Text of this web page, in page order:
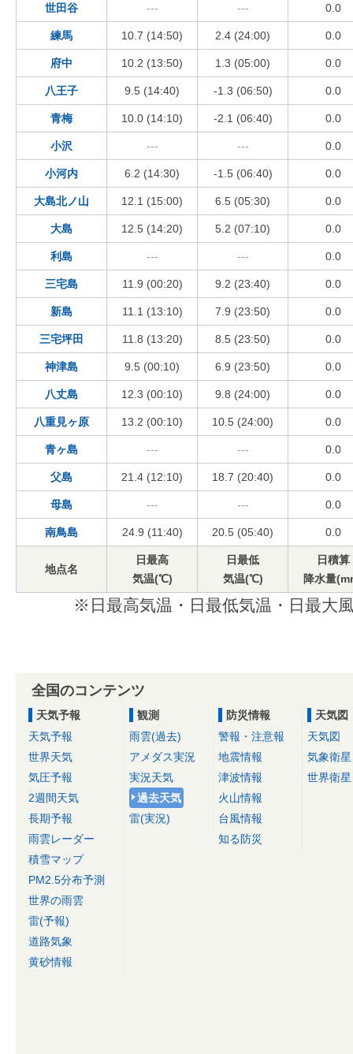
世田谷 --- --- 0.0
練馬 10.7 (14:50) 2.4 (24:00) 0.0
府中 10.2 (13:50) 1.3 (05:00) 0.0
八王子 9.5 (14:40) -1.3 (06:50) 0.0
青梅 10.0 (14:10) -2.1 (06:40) 0.0
小沢 --- --- 0.0
小河内 6.2 (14:30) -1.5 (06:40) 0.0
大島北ノ山 12.1 (15:00) 6.5 (05:30) 0.0
大島 12.5 (14:20) 5.2 (07:10) 0.0
利島 --- --- 0.0
三宅島 11.9 (00:20) 9.2 (23:40) 0.0
新島 11.1 (13:10) 7.9 (23:50) 0.0
三宅坪田 11.8 (13:20) 8.5 (23:50) 0.0
神津島 9.5 (00:10) 6.9 (23:50) 0.0
八丈島 12.3 (00:10) 9.8 (24:00) 0.0
八重見ヶ原 13.2 (00:10) 10.5 (24:00) 0.0
青ヶ島 --- --- 0.0
父島 21.4 (12:10) 18.7 (20:40) 0.0
母島 --- --- 0.0
南鳥島 24.9 (11:40) 20.5 (05:40) 0.0
地点名
日最高
気温(℃)
日最低
気温(℃)
日積算
降水量
※日最高気温・日最低気温・日最大
全国のコンテンツ
天気予報
天気予報
世界天気
気圧予報
2週間天気
長期予報
雨雲レーダー
積雪マップ
PM2.5分布予測
世界の雨雲
雷(予報)
道路気象
黄砂情報
観測
雨雲(過去)
アメダス実況
実況天気
過去天気
雷(実況)
防災情報
警報・注意報
地震情報
津波情報
火山情報
台風情報
知る防災
天気図
天気図
気象衛星
世界衛星